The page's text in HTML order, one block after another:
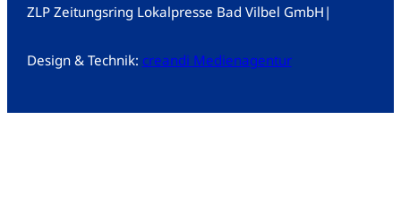
ZLP Zeitungsring Lokalpresse Bad Vilbel GmbH |
Design & Technik: creandi Medienagentur